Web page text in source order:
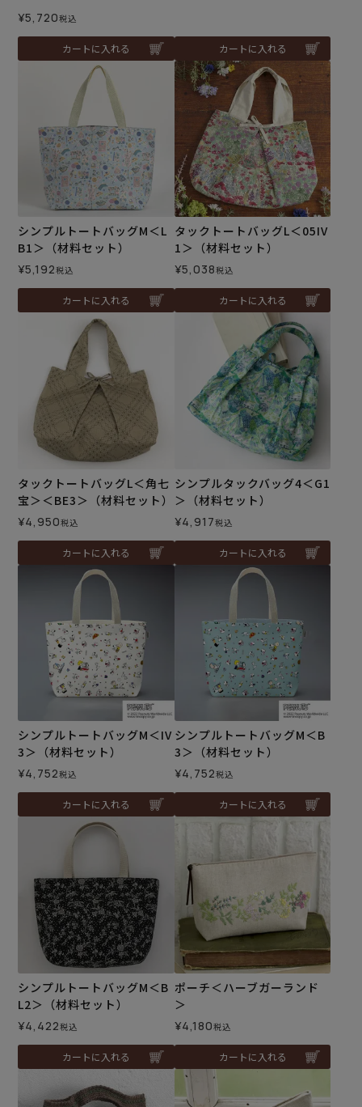
¥5,720税込
カートに入れる カートに入れる
シンプルトートバッグM＜L
B1＞（材料セット）
¥5,192税込
カートに入れる
タックトートバッグL＜05IV
1＞（材料セット）
¥5,038税込
カートに入れる
タックトートバッグL＜角七
宝＞＜BE3＞（材料セット）
¥4,950税込
カートに入れる
シンプルタックバッグ4＜G1
＞（材料セット）
¥4,917税込
カートに入れる
シンプルトートバッグM＜IV
3＞（材料セット）
¥4,752税込
カートに入れる
シンプルトートバッグM＜B
3＞（材料セット）
¥4,752税込
カートに入れる
シンプルトートバッグM＜B
L2＞（材料セット）
¥4,422税込
カートに入れる
ポーチ＜ハーブガーランド
＞
¥4,180税込
カートに入れる